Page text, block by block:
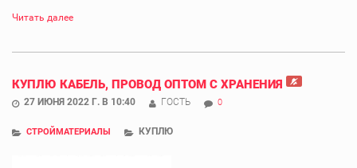
Читать далее
КУПЛЮ КАБЕЛЬ, ПРОВОД ОПТОМ С ХРАНЕНИЯ
27 ИЮНЯ 2022 Г. В 10:40 ГОСТЬ 0
СТРОЙМАТЕРИАЛЫ КУПЛЮ